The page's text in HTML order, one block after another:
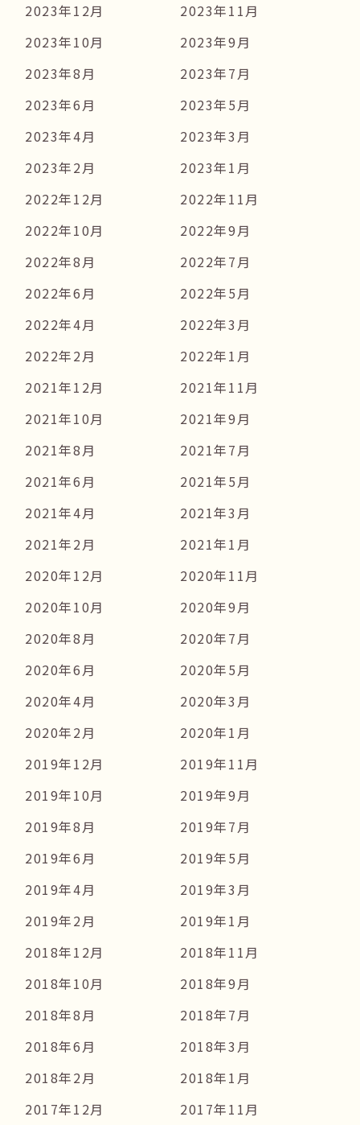
2023年12月
2023年11月
2023年10月
2023年9月
2023年8月
2023年7月
2023年6月
2023年5月
2023年4月
2023年3月
2023年2月
2023年1月
2022年12月
2022年11月
2022年10月
2022年9月
2022年8月
2022年7月
2022年6月
2022年5月
2022年4月
2022年3月
2022年2月
2022年1月
2021年12月
2021年11月
2021年10月
2021年9月
2021年8月
2021年7月
2021年6月
2021年5月
2021年4月
2021年3月
2021年2月
2021年1月
2020年12月
2020年11月
2020年10月
2020年9月
2020年8月
2020年7月
2020年6月
2020年5月
2020年4月
2020年3月
2020年2月
2020年1月
2019年12月
2019年11月
2019年10月
2019年9月
2019年8月
2019年7月
2019年6月
2019年5月
2019年4月
2019年3月
2019年2月
2019年1月
2018年12月
2018年11月
2018年10月
2018年9月
2018年8月
2018年7月
2018年6月
2018年3月
2018年2月
2018年1月
2017年12月
2017年11月